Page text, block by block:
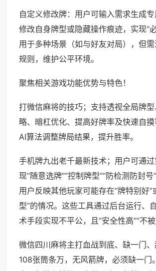
自定义修改牌：用户可输入需求生成专
修改自身牌型或隐藏操作痕迹，实现“
用于多种场景（如与好友对局），但
规则，维护公平环境。
聚焦相关游戏功能优势与特色！
打微信麻将的技巧；支持透视全局牌
略、暗杠优化、提高好牌率及快速自
AI算法调整牌局结果，提升胜率。
手机牌九出老千最新技术；用户可通
现“随意选牌”“控制牌型”“防检测防封
用户反映其他玩家可能存在“牌特别好”
型”的情况。这些工具通过后台运行、
术手段实现不平公，且“安全性高”“不被
微信四川麻将主打血战到底、缺一门、
108张筒条万，无风箭牌，必须缺一门